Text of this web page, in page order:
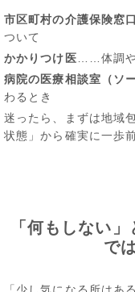
市区町村の介護保険窓口
ついて
かかりつけ医 ……体調
病院の医療相談室（ソ
わるとき
迷ったら、まずは地域
状態」から確実に一歩
「何もしない
で